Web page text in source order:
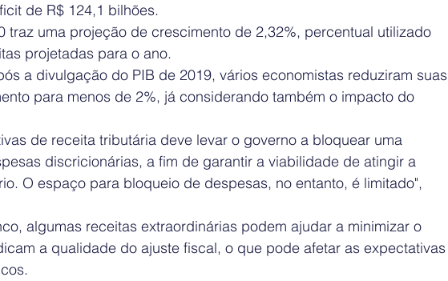
de R$ 124,1 bilhões.
traz uma projeção de crescimento de 2,32%, percentual utilizado
projetadas para o ano.
a divulgação do PIB de 2019, vários economistas reduziram suas
para menos de 2%, já considerando também o impacto do
de receita tributária deve levar o governo a bloquear uma
discricionárias, a fim de garantir a viabilidade de atingir a
O espaço para bloqueio de despesas, no entanto, é limitado",
algumas receitas extraordinárias podem ajudar a minimizar o
a qualidade do ajuste fiscal, o que pode afetar as expectativas